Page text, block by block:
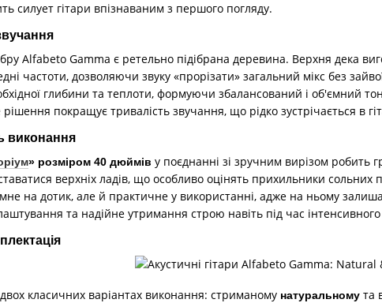
силует гітари впізнаваним з першого погляду.
Alfabeto Gamma є ретельно підібрана деревина. Верхня дека
частоти, дозволяючи звуку «прорізати» загальний мікс без зайвої
глибини та теплоти, формуючи збалансований і об'ємний
покращує тривалість звучання, що рідко зустрічається в
виконання
» розміром 40 дюймів у поєднанні зі зручним вирізом
верхніх ладів, що особливо оцінять прихильники сольних
на дотик, але й практичне у використанні, адже на ньому
та надійне утримання строю навіть під час
класичних варіантах виконання: стриманому натуральному та